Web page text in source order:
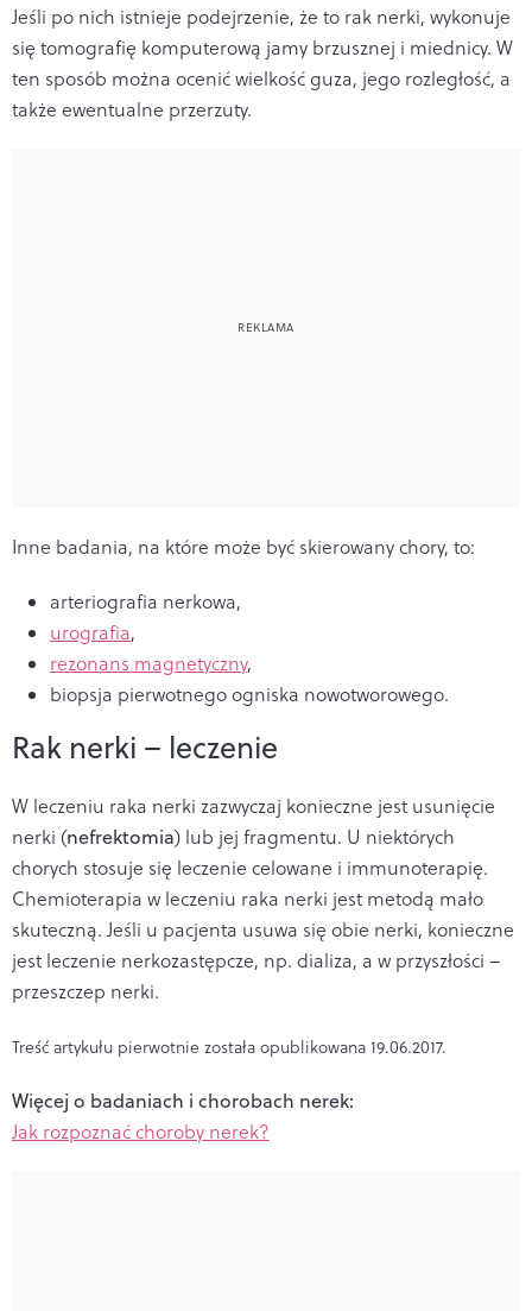
Jeśli po nich istnieje podejrzenie, że to rak nerki, wykonuje
się tomografię komputerową jamy brzusznej i miednicy. W
ten sposób można ocenić wielkość guza, jego rozległość, a
także ewentualne przerzuty.
Inne badania, na które może być skierowany chory, to:
arteriografia nerkowa,
urografia,
rezonans magnetyczny,
biopsja pierwotnego ogniska nowotworowego.
Rak nerki – leczenie
W leczeniu raka nerki zazwyczaj konieczne jest usunięcie
nerki (nefrektomia) lub jej fragmentu. U niektórych
chorych stosuje się leczenie celowane i immunoterapię.
Chemioterapia w leczeniu raka nerki jest metodą mało
skuteczną. Jeśli u pacjenta usuwa się obie nerki, konieczne
jest leczenie nerkozastępcze, np. dializa, a w przyszłości –
przeszczep nerki.
Treść artykułu pierwotnie została opublikowana 19.06.2017.
Więcej o badaniach i chorobach nerek:
Jak rozpoznać choroby nerek?